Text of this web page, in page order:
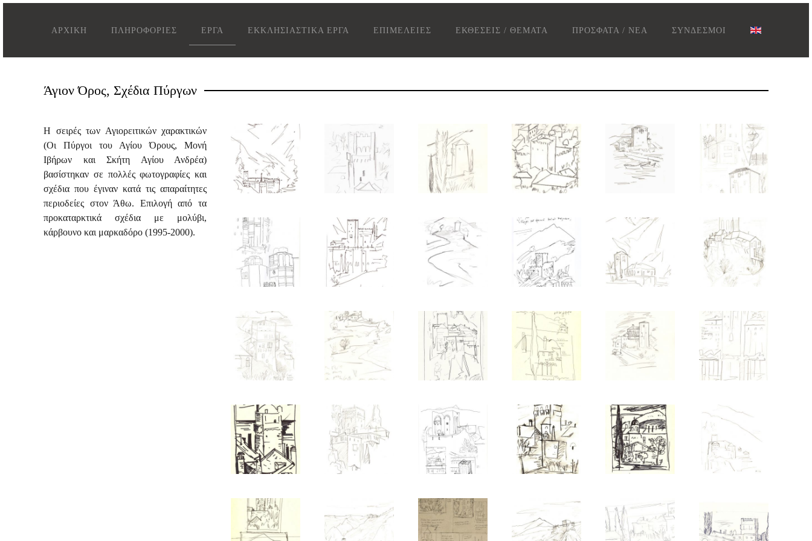
ΑΡΧΙΚΗ ΠΛΗΡΟΦΟΡΙΕΣ ΕΡΓΑ ΕΚΚΛΗΣΙΑΣΤΙΚΑ ΕΡΓΑ ΕΠΙΜΕΛΕΙΕΣ ΕΚΘΕΣΕΙΣ / ΘΕΜΑΤΑ ΠΡΟΣΦΑΤΑ / ΝΕΑ ΣΥΝΔΕΣΜΟΙ
Άγιον Όρος, Σχέδια Πύργων
Η σειρές των Αγιορειτικών χαρακτικών
(Οι Πύργοι του Αγίου Όρους, Μονή
Ιβήρων και Σκήτη Αγίου Ανδρέα)
βασίστηκαν σε πολλές φωτογραφίες και
σχέδια που έγιναν κατά τις απαραίτητες
περιοδείες στον Άθω. Επιλογή από τα
προκαταρκτικά σχέδια με μολύβι,
κάρβουνο και μαρκαδόρο (1995-2000).